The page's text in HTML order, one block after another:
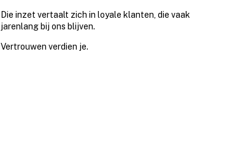
Die inzet vertaalt zich in loyale klanten, die vaak
jarenlang bij ons blijven.
Vertrouwen verdien je.